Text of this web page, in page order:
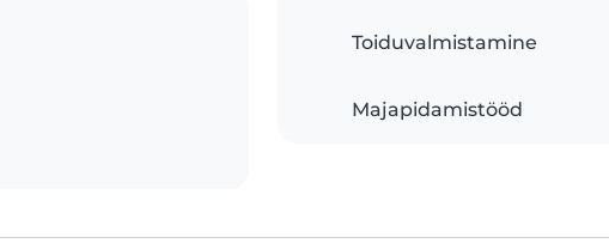
Toiduvalmistamine
Majapidamistööd